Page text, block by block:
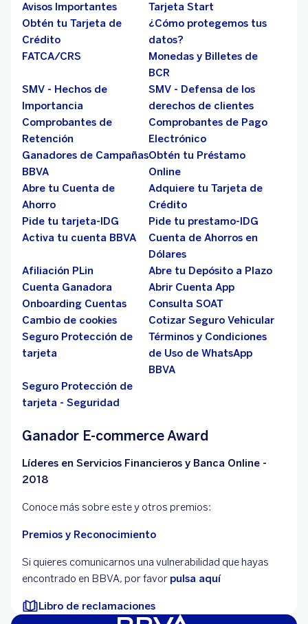
Avisos Importantes
Tarjeta Start
Obtén tu Tarjeta de
Crédito
¿Cómo protegemos tus
datos?
FATCA/CRS
Monedas y Billetes de
BCR
SMV - Hechos de
Importancia
SMV - Defensa de los
derechos de clientes
Comprobantes de
Retención
Comprobantes de Pago
Electrónico
Ganadores de Campañas
BBVA
Obtén tu Préstamo
Online
Abre tu Cuenta de
Ahorro
Adquiere tu Tarjeta de
Crédito
Pide tu tarjeta-IDG
Pide tu prestamo-IDG
Activa tu cuenta BBVA
Cuenta de Ahorros en
Dólares
Afiliación PLin
Abre tu Depósito a Plazo
Cuenta Ganadora
Abrir Cuenta App
Onboarding Cuentas
Consulta SOAT
Cambio de cookies
Cotizar Seguro Vehicular
Seguro Protección de
tarjeta
Términos y Condiciones
de Uso de WhatsApp
BBVA
Seguro Protección de
tarjeta - Seguridad
Ganador E-commerce Award
Líderes en Servicios Financieros y Banca Online -
2018
Conoce más sobre este y otros premios:
Premios y Reconocimiento
Si quieres comunicarnos una vulnerabilidad que hayas
encontrado en BBVA, por favor pulsa aquí
Libro de reclamaciones